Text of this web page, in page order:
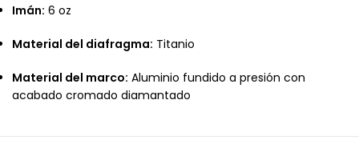
Imán: 6 oz
Material del diafragma: Titanio
Material del marco: Aluminio fundido a presión con
acabado cromado diamantado